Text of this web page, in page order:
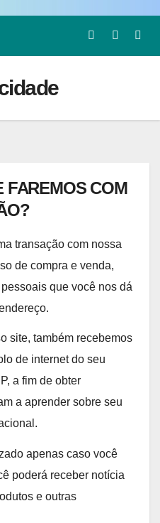
FAREMOS COM
transação com nossa
de compra e venda,
que você nos dá
site, também recebemos
de internet do seu
a fim de obter
a aprender sobre seu
apenas caso você
poderá receber notícia
e outras